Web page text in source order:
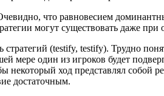
что равновесием
могут существовать даже
(testify, testify). Трудно
один из игроков будет
некоторый ход представлял
достаточным.